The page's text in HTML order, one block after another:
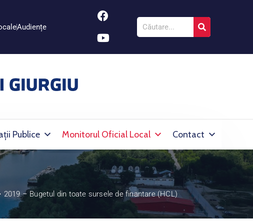
Audiențe
Publice Monitorul Oficial Local Contact
2019 – Bugetul din toate sursele de finantare (HCL)